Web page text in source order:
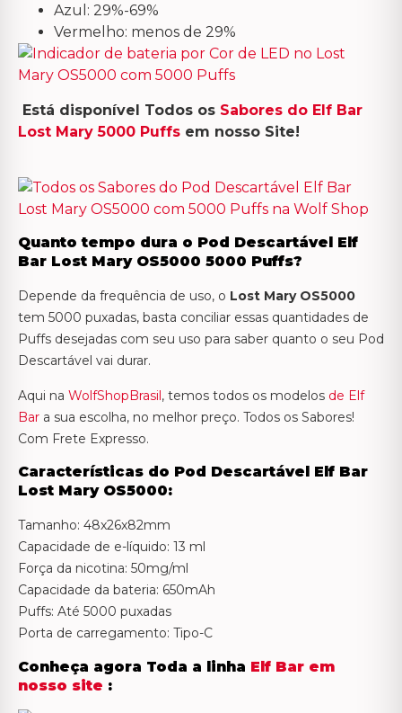
Azul: 29%-69%
Vermelho: menos de 29%
Está disponível Todos os Sabores do Elf Bar
Lost Mary 5000 Puffs em nosso Site!
Quanto tempo dura o Pod Descartável Elf
Bar Lost Mary OS5000 5000 Puffs?
Depende da frequência de uso, o Lost Mary OS5000
tem 5000 puxadas, basta conciliar essas quantidades de
Puffs desejadas com seu uso para saber quanto o seu Pod
Descartável vai durar.
Aqui na WolfShopBrasil, temos todos os modelos de Elf
Bar a sua escolha, no melhor preço. Todos os Sabores!
Com Frete Expresso.
Características do Pod Descartável Elf Bar
Lost Mary OS5000:
Tamanho: 48x26x82mm
Capacidade de e-líquido: 13 ml
Força da nicotina: 50mg/ml
Capacidade da bateria: 650mAh
Puffs: Até 5000 puxadas
Porta de carregamento: Tipo-C
Conheça agora Toda a linha Elf Bar em
nosso site :